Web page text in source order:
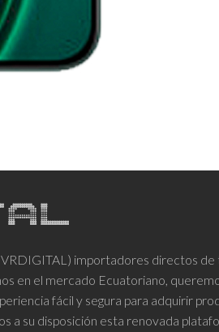
importadores directos de
en el mercado Ecuatoriano,
fácil y segura para adquirir
a su disposición esta renovada